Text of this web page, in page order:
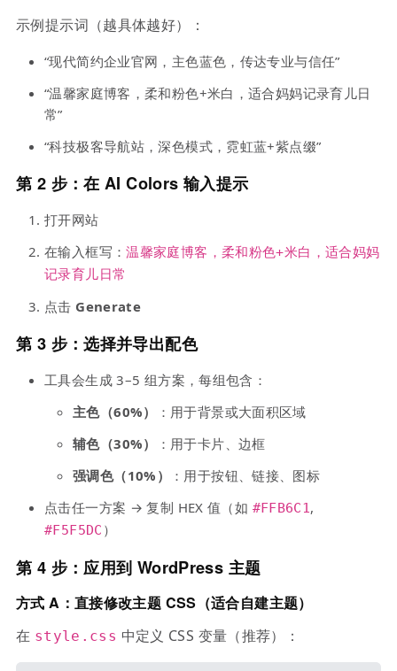
示例提示词（越具体越好）：
“现代简约企业官网，主色蓝色，传达专业与信任”
“温馨家庭博客，柔和粉色+米白，适合妈妈记录育儿日
常”
“科技极客导航站，深色模式，霓虹蓝+紫点缀”
第 2 步：在 AI Colors 输入提示
打开网站
在输入框写：温馨家庭博客，柔和粉色+米白，适合妈妈
记录育儿日常
点击 Generate
第 3 步：选择并导出配色
工具会生成 3–5 组方案，每组包含：
主色（60%）
：用于背景或大面积区域
辅色（30%）
：用于卡片、边框
强调色（10%）
：用于按钮、链接、图标
点击任一方案 → 复制 HEX 值（如 #FFB6C1,
#F5F5DC ）
第 4 步：应用到 WordPress 主题
方式 A：直接修改主题 CSS（适合自建主题）
在 style.css 中定义 CSS 变量（推荐）：